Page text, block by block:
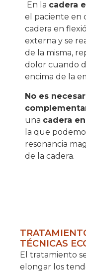
En la cadera
el paciente en
cadera en
externa y se
de la misma,
dolor cuando
encima de la
No es
una cadera
la que
resonancia
de la cadera.
TÉCNICAS
El tratamiento
elongar los